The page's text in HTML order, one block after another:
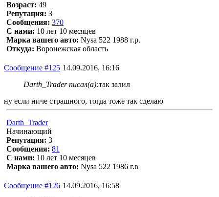
Возраст: 49
Репутация: 3
Сообщения: 370
С нами: 10 лет 10 месяцев
Марка вашего авто: Nysa 522 1988 г.р.
Откуда: Воронежская область
Сообщение #125 14.09.2016, 16:16
Darth_Trader писал(а):так залил
ну если ниче страшного, тогда тоже так сделаю
Darth_Trader
Начинающий
Репутация: 3
Сообщения: 81
С нами: 10 лет 10 месяцев
Марка вашего авто: Nysa 522 1986 г.в
Сообщение #126 14.09.2016, 16:58